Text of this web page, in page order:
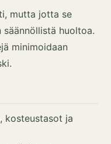
mutta jotta se
huoltoa.
minimoidaan
kosteustasot ja